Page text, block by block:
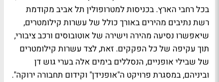
בכל רחבי הארץ. בכניסות למטרופולין תל אביב מקודמת
רשת נתיבים מהירים באורך כולל של עשרות קילומטרים,
שיאפשרו נסיעה מהירה וישירה של אוטובוסים ורכב ציבורי,
תוך עקיפה של כל הפקקים. זאת, לצד עשרות קילומטרים
של שבילי אופניים, הנסללים בימים אלה בערי גוש דן
וביניהם, במסגרת פרויקט ה"אופנידן" וקידום תחבורה ירוקה".